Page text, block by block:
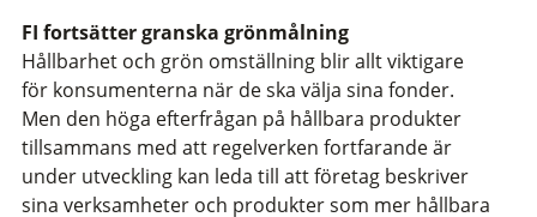
FI fortsätter granska grönmålning
Hållbarhet och grön omställning blir allt viktigare
för konsumenterna när de ska välja sina fonder.
Men den höga efterfrågan på hållbara produkter
tillsammans med att regelverken fortfarande är
under utveckling kan leda till att företag beskriver
sina verksamheter och produkter som mer hållbara